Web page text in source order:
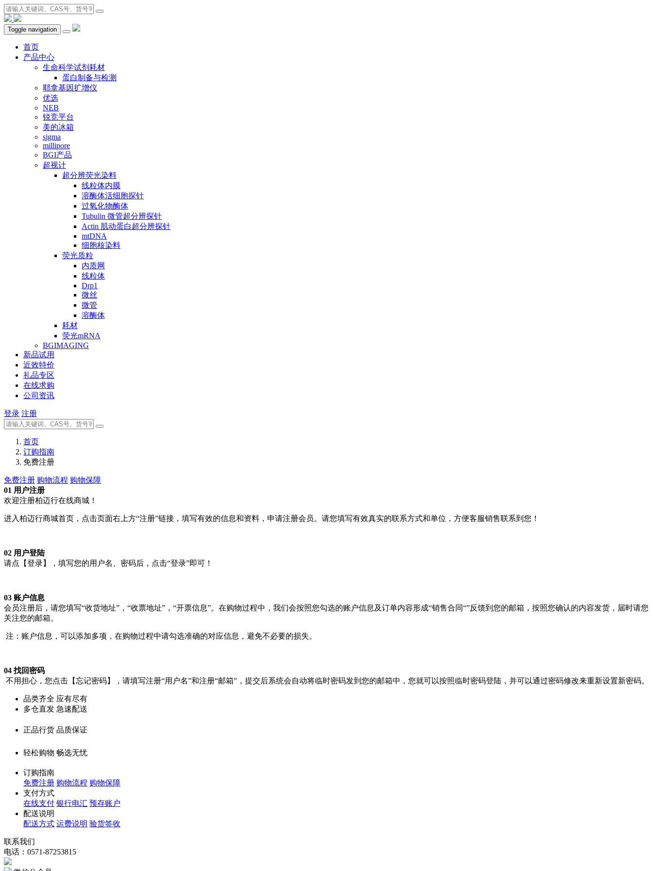
Toggle navigation
首页
产品中心
生命科学试剂耗材
蛋白制备与检测
耶拿基因扩增仪
优选
NEB
锐竞平台
美的冰箱
sigma
millipore
BGI产品
超视计
超分辨荧光染料
线粒体内膜
溶酶体活细胞探针
过氧化物酶体
Tubulin 微管超分辨探针
Actin 肌动蛋白超分辨探针
mtDNA
细胞核染料
荧光质粒
内质网
线粒体
Drp1
微丝
微管
溶酶体
耗材
荧光mRNA
BGIMAGING
新品试用
近效特价
礼品专区
在线求购
公司资讯
登录 注册
首页
订购指南
免费注册
免费注册 购物流程 购物保障
01 用户注册
欢迎注册柏迈行在线商城！
进入柏迈行商城首页，点击页面右上方“注册”链接，填写有效的信息和资料，申请注册会员。请您填写有效真实的联系方式和单位，方便客服销售联系到您！
02 用户登陆
请点【登录】，填写您的用户名、密码后，点击“登录”即可！
03 账户信息
会员注册后，请您填写“收货地址”，“收票地址”，“开票信息”。在购物过程中，我们会按照您勾选的账户信息及订单内容形成“销售合同“”反馈到您的邮箱，按照您确认的内容发货，届时请您
关注您的邮箱。
注：账户信息，可以添加多项，在购物过程中请勾选准确的对应信息，避免不必要的损失。
04 找回密码
不用担心，您点击【忘记密码】，请填写注册“用户名”和注册“邮箱”，提交后系统会自动将临时密码发到您的邮箱中，您就可以按照临时密码登陆，并可以通过密码修改来重新设置新密码。
品类齐全 应有尽有
多仓直发 急速配送
正品行货 品质保证
轻松购物 畅选无忧
订购指南
免费注册 购物流程 购物保障
支付方式
在线支付 银行电汇 预存账户
配送说明
配送方式 运费说明 验货签收
联系我们
电话：0571-87253815